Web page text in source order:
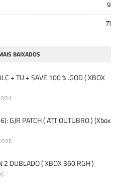
9
71
BAIXADOS
+ TU + SAVE 100 % .GOD ( XBOX
GJR PATCH ( ATT OUTUBRO ) (Xbox
2 DUBLADO ( XBOX 360 RGH )